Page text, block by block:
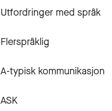
Utfordringer med språk
Flerspråklig
A-typisk kommunikasjon
ASK